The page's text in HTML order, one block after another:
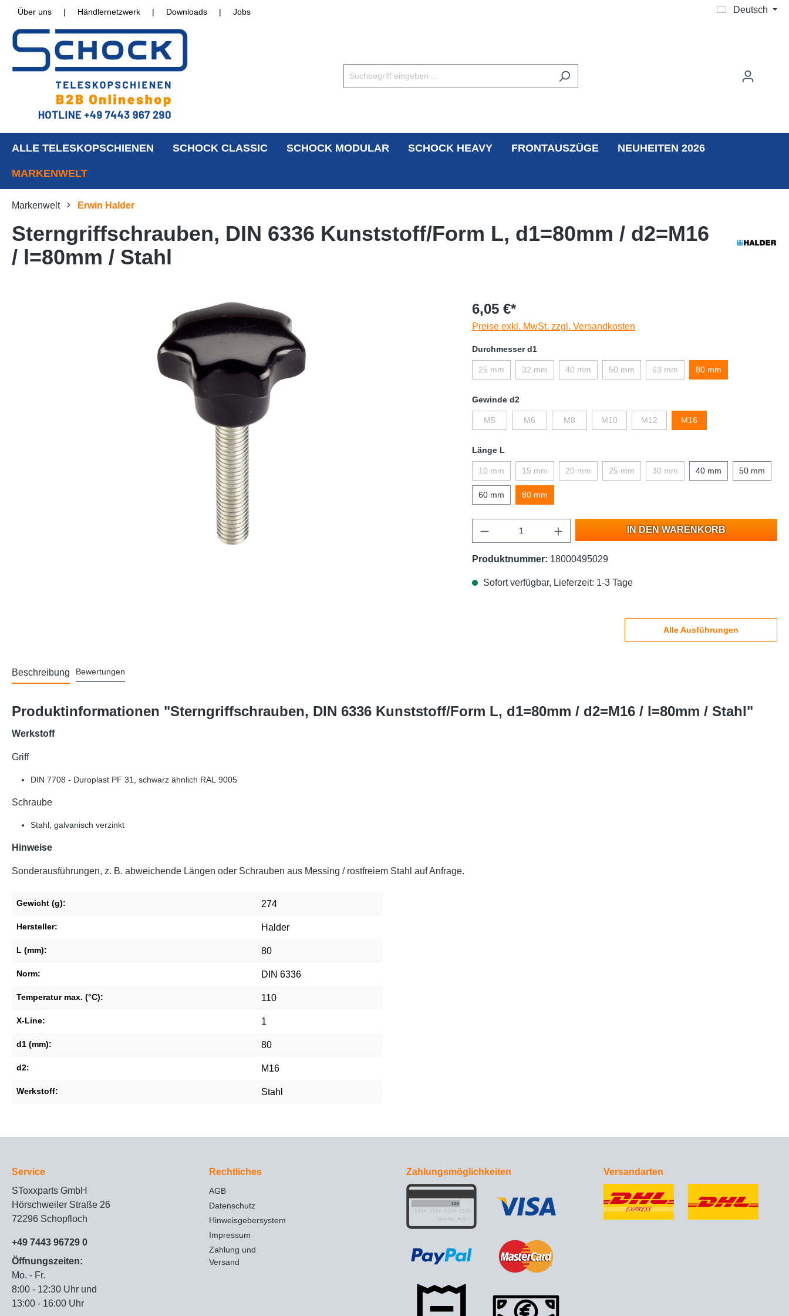
Über uns | Händlernetzwerk | Downloads | Jobs Deutsch
ALLE TELESKOPSCHIENEN SCHOCK CLASSIC SCHOCK MODULAR SCHOCK HEAVY FRONTAUSZÜGE NEUHEITEN 2026
MARKENWELT
Markenwelt Erwin Halder
Sterngriffschrauben, DIN 6336 Kunststoff/Form L, d1=80mm / d2=M16
/ l=80mm / Stahl
6,05 €*
Preise exkl. MwSt. zzgl. Versandkosten
Durchmesser d1
25 mm 32 mm 40 mm 50 mm 63 mm 80 mm
Gewinde d2
M5 M6 M8 M10 M12 M16
Länge L
10 mm 15 mm 20 mm 25 mm 30 mm 40 mm 50 mm
60 mm 80 mm
IN DEN WARENKORB
Produktnummer: 18000495029
Sofort verfügbar, Lieferzeit: 1-3 Tage
Alle Ausführungen
Beschreibung Bewertungen
Produktinformationen "Sterngriffschrauben, DIN 6336 Kunststoff/Form L, d1=80mm / d2=M16 / l=80mm / Stahl"
Werkstoff
Griff
DIN 7708 - Duroplast PF 31, schwarz ähnlich RAL 9005
Schraube
Stahl, galvanisch verzinkt
Hinweise
Sonderausführungen, z. B. abweichende Längen oder Schrauben aus Messing / rostfreiem Stahl auf Anfrage.
Gewicht (g): 274
Hersteller: Halder
L (mm): 80
Norm: DIN 6336
Temperatur max. (°C): 110
X-Line: 1
d1 (mm): 80
d2: M16
Werkstoff: Stahl
Service
SToxxparts GmbH
Hörschweiler Straße 26
72296 Schopfloch
+49 7443 96729 0
Öffnungszeiten:
Mo. - Fr.
8:00 - 12:30 Uhr und
13:00 - 16:00 Uhr
Rechtliches
AGB
Datenschutz
Hinweisgebersystem
Impressum
Zahlung und
Versand
Zahlungsmöglichkeiten Versandarten